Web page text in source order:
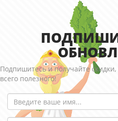
Подпишитесь и получайте
всего полезного!